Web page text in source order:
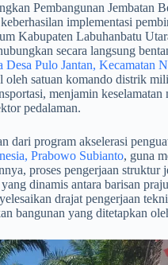
Pembangunan Jembatan
implementasi
Kabupaten Labuhanbatu
secara langsung
Desa Pulo Jantan, Kecamatan
oleh satuan komando distrik
menjamin keselamatan
pedalaman.
dari program akselerasi
Prabowo Subianto, guna
proses pengerjaan struktur
dinamis antara barisan
drajat pengerjaan
bangunan yang ditetapkan